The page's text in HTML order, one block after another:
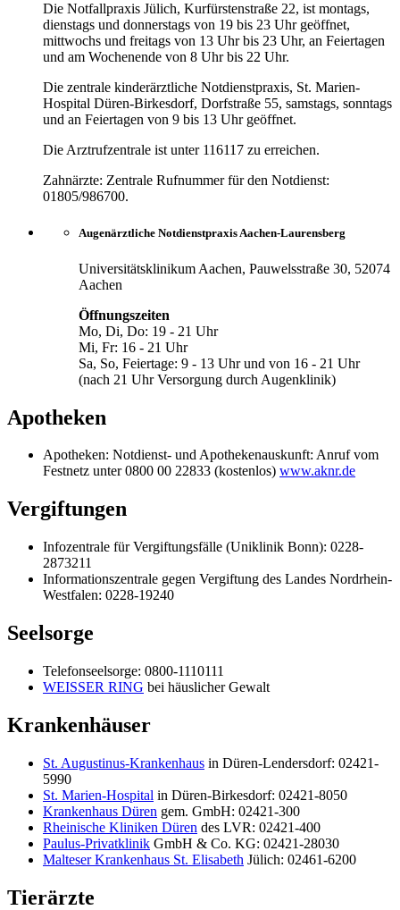
Die Notfallpraxis Jülich, Kurfürstenstraße 22, ist montags,
dienstags und donnerstags von 19 bis 23 Uhr geöffnet,
mittwochs und freitags von 13 Uhr bis 23 Uhr, an Feiertagen
und am Wochenende von 8 Uhr bis 22 Uhr.
Die zentrale kinderärztliche Notdienstpraxis, St. Marien-
Hospital Düren-Birkesdorf, Dorfstraße 55, samstags, sonntags
und an Feiertagen von 9 bis 13 Uhr geöffnet.
Die Arztrufzentrale ist unter 116117 zu erreichen.
Zahnärzte: Zentrale Rufnummer für den Notdienst:
01805/986700.
Augenärztliche Notdienstpraxis Aachen-Laurensberg
Universitätsklinikum Aachen, Pauwelsstraße 30, 52074
Aachen
Öffnungszeiten
Mo, Di, Do: 19 - 21 Uhr
Mi, Fr: 16 - 21 Uhr
Sa, So, Feiertage: 9 - 13 Uhr und von 16 - 21 Uhr
(nach 21 Uhr Versorgung durch Augenklinik)
Apotheken
Apotheken: Notdienst- und Apothekenauskunft: Anruf vom
Festnetz unter 0800 00 22833 (kostenlos) www.aknr.de
Vergiftungen
Infozentrale für Vergiftungsfälle (Uniklinik Bonn): 0228-
2873211
Informationszentrale gegen Vergiftung des Landes Nordrhein-
Westfalen: 0228-19240
Seelsorge
Telefonseelsorge: 0800-1110111
WEISSER RING bei häuslicher Gewalt
Krankenhäuser
St. Augustinus-Krankenhaus in Düren-Lendersdorf: 02421-
5990
St. Marien-Hospital in Düren-Birkesdorf: 02421-8050
Krankenhaus Düren gem. GmbH: 02421-300
Rheinische Kliniken Düren des LVR: 02421-400
Paulus-Privatklinik GmbH & Co. KG: 02421-28030
Malteser Krankenhaus St. Elisabeth Jülich: 02461-6200
Tierärzte